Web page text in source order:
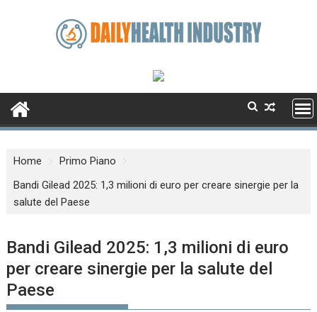
Home
Primo Piano
Bandi Gilead 2025: 1,3 milioni di euro per creare sinergie per la
salute del Paese
Bandi Gilead 2025: 1,3 milioni di euro
per creare sinergie per la salute del
Paese